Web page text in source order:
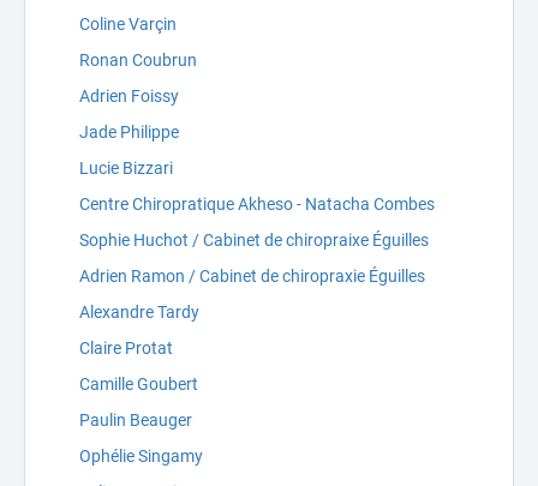
Coline Varçin
Ronan Coubrun
Adrien Foissy
Jade Philippe
Lucie Bizzari
Centre Chiropratique Akheso - Natacha Combes
Sophie Huchot / Cabinet de chiropraixe Éguilles
Adrien Ramon / Cabinet de chiropraxie Éguilles
Alexandre Tardy
Claire Protat
Camille Goubert
Paulin Beauger
Ophélie Singamy